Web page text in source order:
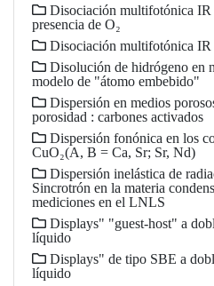
Disociación multifotónica IR
presencia de O₂
Disociación multifotónica IR
Disolución de hidrógeno en
modelo de "átomo embebido"
Dispersión en medios
porosidad : carbones activados
Dispersión fonónica en los
CuO₂(A, B = Ca, Sr; Sr, Nd)
Dispersión inelástica de
Sincrotrón en la materia
mediciones en el LNLS
Displays" "guest-host" a
líquido
Displays" de tipo SBE a
líquido